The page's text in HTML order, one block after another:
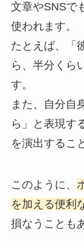
文章やSNSで
使われます。
たとえば、「
ら、半分くら
す。
また、自分自
ら」と表現す
を演出するこ
このように、
を加える便利
損なうことも